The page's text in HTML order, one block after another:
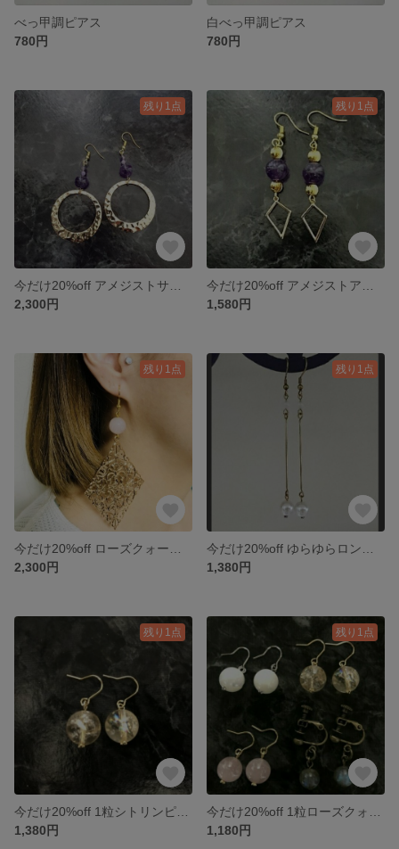
べっ甲調ピアス
780円
白べっ甲調ピアス
780円
残り1点
2,300円
残り1点
1,580円
残り1点
2,300円
残り1点
1,380円
残り1点
1,380円
残り1点
1,180円